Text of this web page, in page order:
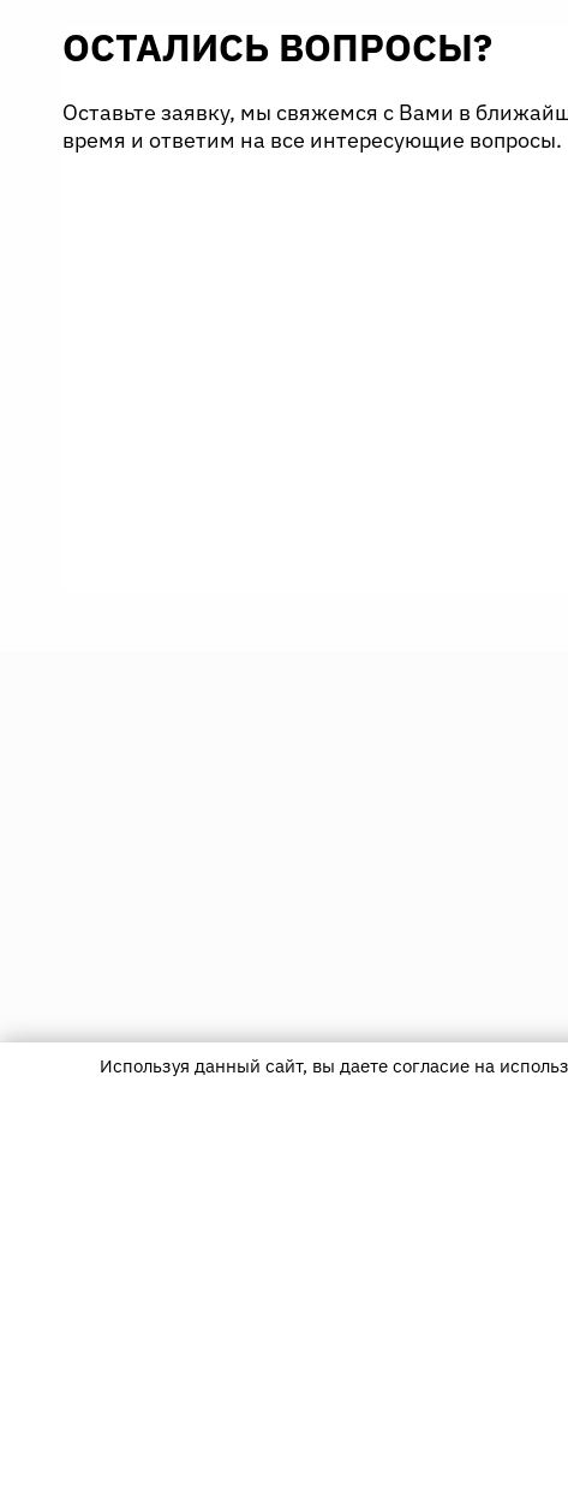
ОСТАЛИСЬ ВОПРОСЫ?
Оставьте заявку, мы свяжемся с Вами в
время и ответим на все интересующие вопросы.
Используя данный сайт, вы даете согласие на